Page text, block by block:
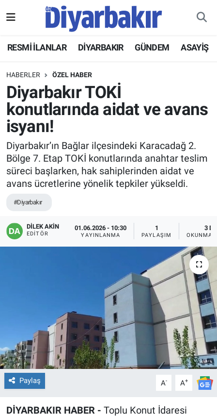
RESMİ İLANLAR DİYARBAKIR GÜNDEM ASAYİŞ
HABERLER ÖZEL HABER
Diyarbakır TOKİ
konutlarında aidat ve avans
isyanı!
Diyarbakır’ın Bağlar ilçesindeki Karacadağ 2.
Bölge 7. Etap TOKİ konutlarında anahtar teslim
süreci başlarken, hak sahiplerinden aidat ve
avans ücretlerine yönelik tepkiler yükseldi.
#Diyarbakır
DİLEK AKİN
EDITÖR
01.06.2026 - 10:30
YAYINLANMA
1
PAYLAŞIM
3 DK
OKUNMA
Paylaş A- A+
DİYARBAKIR HABER - Toplu Konut İdaresi
ASAYİŞ
DİYARBAKIR
EKONOMİ
BÖLGE
DÜNYA
EĞİTİM
SPOR
TEKNOLOJİ
Hava Durumu
Namaz Vakitleri
Trafik Durumu
Tüm Manşetler
Son Dakika Haberleri